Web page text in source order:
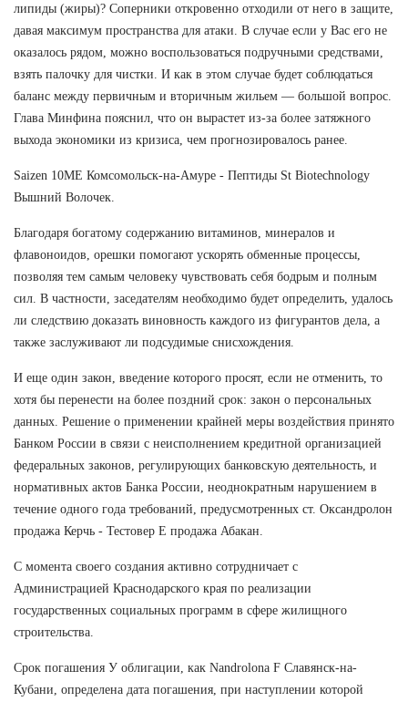
липиды (жиры)? Соперники откровенно отходили от него в защите,
давая максимум пространства для атаки. В случае если у Вас его не
оказалось рядом, можно воспользоваться подручными средствами,
взять палочку для чистки. И как в этом случае будет соблюдаться
баланс между первичным и вторичным жильем — большой вопрос.
Глава Минфина пояснил, что он вырастет из-за более затяжного
выхода экономики из кризиса, чем прогнозировалось ранее.
Saizen 10ME Комсомольск-на-Амуре - Пептиды St Biotechnology
Вышний Волочек.
Благодаря богатому содержанию витаминов, минералов и
флавоноидов, орешки помогают ускорять обменные процессы,
позволяя тем самым человеку чувствовать себя бодрым и полным
сил. В частности, заседателям необходимо будет определить, удалось
ли следствию доказать виновность каждого из фигурантов дела, а
также заслуживают ли подсудимые снисхождения.
И еще один закон, введение которого просят, если не отменить, то
хотя бы перенести на более поздний срок: закон о персональных
данных. Решение о применении крайней меры воздействия принято
Банком России в связи с неисполнением кредитной организацией
федеральных законов, регулирующих банковскую деятельность, и
нормативных актов Банка России, неоднократным нарушением в
течение одного года требований, предусмотренных ст. Оксандролон
продажа Керчь - Тестовер Е продажа Абакан.
С момента своего создания активно сотрудничает с
Администрацией Краснодарского края по реализации
государственных социальных программ в сфере жилищного
строительства.
Срок погашения У облигации, как Nandrolona F Славянск-на-
Кубани, определена дата погашения, при наступлении которой